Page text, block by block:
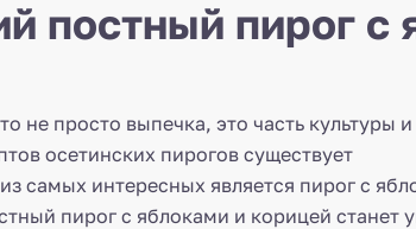
постный пирог с
не просто выпечка, это часть культуры и
осетинских пирогов существует
самых интересных является пирог с
пирог с яблоками и корицей